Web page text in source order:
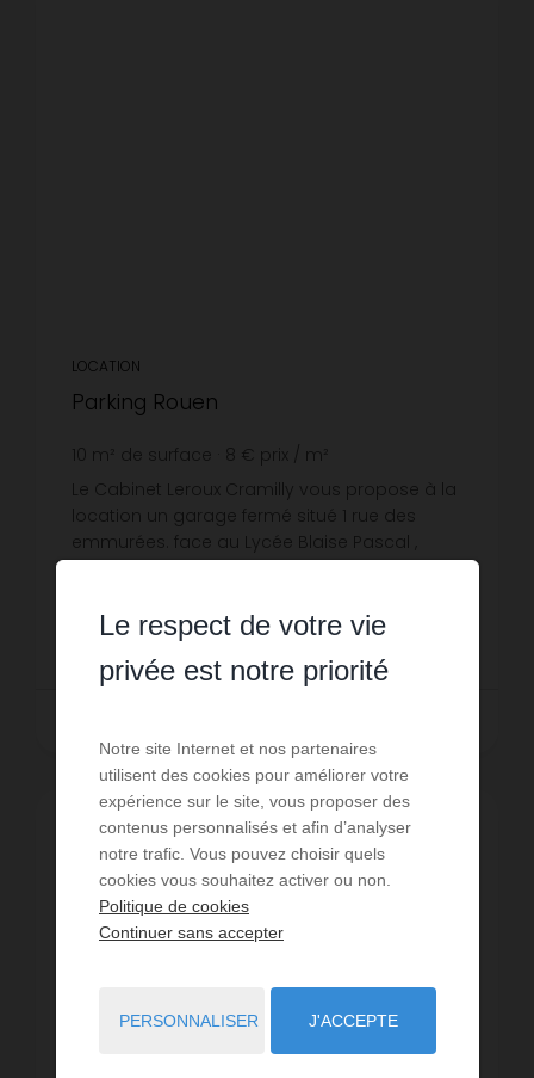
LOCATION
Parking Rouen
10 m² de surface 8 € prix / m²
Le Cabinet Leroux Cramilly vous propose à la
location un garage fermé situé 1 rue des
emmurées. face au Lycée Blaise Pascal ,
disponible à compter du 1 août. Les
80 € PAR MOIS CC
Le respect de votre vie
privée est notre priorité
Notre site Internet et nos partenaires
utilisent des cookies pour améliorer votre
expérience sur le site, vous proposer des
contenus personnalisés et afin d’analyser
notre trafic. Vous pouvez choisir quels
cookies vous souhaitez activer ou non.
Politique de cookies
Continuer sans accepter
PERSONNALISER J'ACCEPTE